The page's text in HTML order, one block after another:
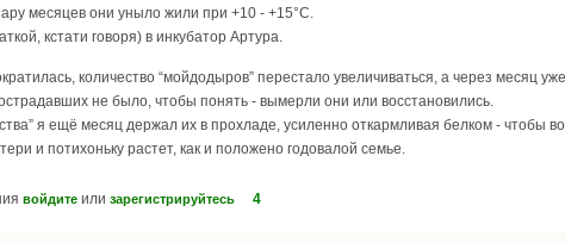
месяцев они уныло жили при +10 - +15°С.
кстати говоря) в инкубатор Артура.
количество “мойдодыров” перестало увеличиваться, а через месяц
не было, чтобы понять - вымерли они или восстановились.
я ещё месяц держал их в прохладе, усиленно откармливая белком - чтобы
и потихоньку растет, как и положено годовалой семье.
войдите или зарегистрируйтесь 4